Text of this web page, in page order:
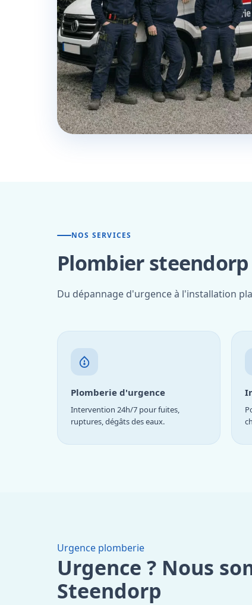
NOS SERVICES
Plombier
Du dépannage d'urgence à l'installation
Plomberie d'urgence
Intervention 24h/7 pour fuites,
ruptures, dégâts des eaux.
Urgence plomberie
Urgence ? Nous
Steendorp